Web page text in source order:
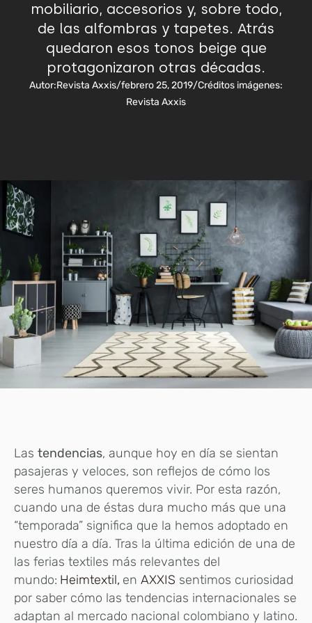
mobiliario, accesorios y, sobre todo,
de las alfombras y tapetes. Atrás
quedaron esos tonos beige que
protagonizaron otras décadas.
Autor:Revista Axxis/febrero 25, 2019/Créditos imágenes:
Revista Axxis
Las tendencias, aunque hoy en día se sientan
pasajeras y veloces, son reflejos de cómo los
seres humanos queremos vivir. Por esta razón,
cuando una de éstas dura mucho más que una
“temporada” significa que la hemos adoptado en
nuestro día a día. Tras la última edición de una de
las ferias textiles más relevantes del
mundo: Heimtextil, en AXXIS sentimos curiosidad
por saber cómo las tendencias internacionales se
adaptan al mercado nacional colombiano y latino.